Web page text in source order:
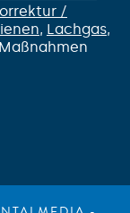
/
, Lachgas,